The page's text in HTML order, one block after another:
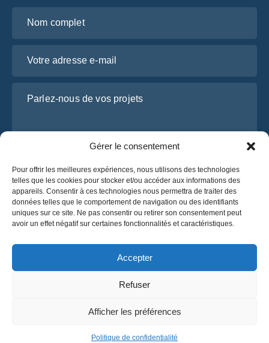
Gérer le consentement
Pour offrir les meilleures expériences, nous utilisons des technologies
telles que les cookies pour stocker et/ou accéder aux informations des
appareils. Consentir à ces technologies nous permettra de traiter des
données telles que le comportement de navigation ou des identifiants
uniques sur ce site. Ne pas consentir ou retirer son consentement peut
avoir un effet négatif sur certaines fonctionnalités et caractéristiques.
Accepter
Refuser
Afficher les préférences
Politique de confidentialité
Politique de confidentialité
Conditions générales
J’ai lu et j’accepte lapolitique de confidentialité
d’OsaBus.
Obtenez un devis
Obtenez un devis